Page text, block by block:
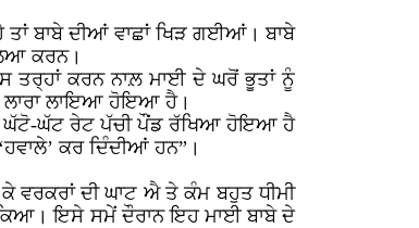
ਬਾਬੇ ਦੀਆਂ ਵਾਛਾਂ ਖਿੜ ਗਈਆਂ। ਬਾਬੇ
ਕਰਨ।
ਤਰ੍ਹਾਂ ਕਰਨ ਨਾਲ਼ ਮਾਈ ਦੇ ਘਰੋਂ ਭੂਤਾਂ ਨੂੰ
ਲਾਰਾ ਲਾਇਆ ਹੋਇਆ ਹੈ।
ਘੱਟੋ-ਘੱਟ ਰੇਟ ਪੱਚੀ ਪੌਂਡ ਰੱਖਿਆ ਹੋਇਆ ਹੈ
ਕਰ ਦਿੰਦੀਆਂ ਹਨ”।
ਦੀ ਘਾਟ ਐ ਤੇ ਕੰਮ ਬਹੁਤ ਧੀਮੀ
ਇਸੇ ਸਮੇਂ ਦੌਰਾਨ ਇਹ ਮਾਈ ਬਾਬੇ ਦੇ